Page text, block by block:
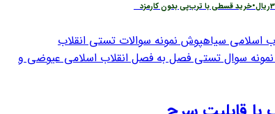
ریال•خرید قسطی با ترب‌پی بدون کارمزد